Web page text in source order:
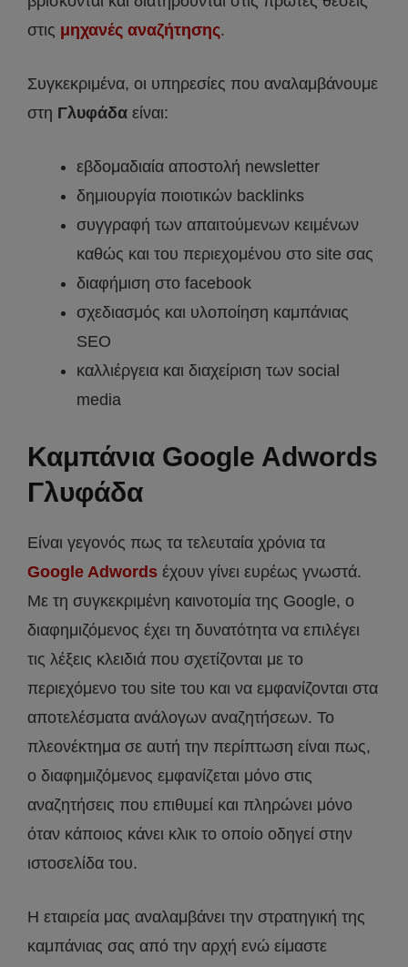
στις μηχανές αναζήτησης.
Συγκεκριμένα, οι υπηρεσίες που αναλαμβάνουμε
στη Γλυφάδα είναι:
εβδομαδιαία αποστολή newsletter
δημιουργία ποιοτικών backlinks
συγγραφή των απαιτούμενων κειμένων
καθώς και του περιεχομένου στο site σας
διαφήμιση στο facebook
σχεδιασμός και υλοποίηση καμπάνιας
SEO
καλλιέργεια και διαχείριση των social
media
Καμπάνια Google Adwords
Γλυφάδα
Είναι γεγονός πως τα τελευταία χρόνια τα
Google Adwords έχουν γίνει ευρέως γνωστά.
Με τη συγκεκριμένη καινοτομία της Google, o
διαφημιζόμενος έχει τη δυνατότητα να επιλέγει
τις λέξεις κλειδιά που σχετίζονται με το
περιεχόμενο του site του και να εμφανίζονται στα
αποτελέσματα ανάλογων αναζητήσεων. Το
πλεονέκτημα σε αυτή την περίπτωση είναι πως,
ο διαφημιζόμενος εμφανίζεται μόνο στις
αναζητήσεις που επιθυμεί και πληρώνει μόνο
όταν κάποιος κάνει κλικ το οποίο οδηγεί στην
ιστοσελίδα του.
Η εταιρεία μας αναλαμβάνει την στρατηγική της
καμπάνιας σας από την αρχή ενώ είμαστε